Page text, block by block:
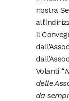
nostra
Il
Volanti “
delle
da